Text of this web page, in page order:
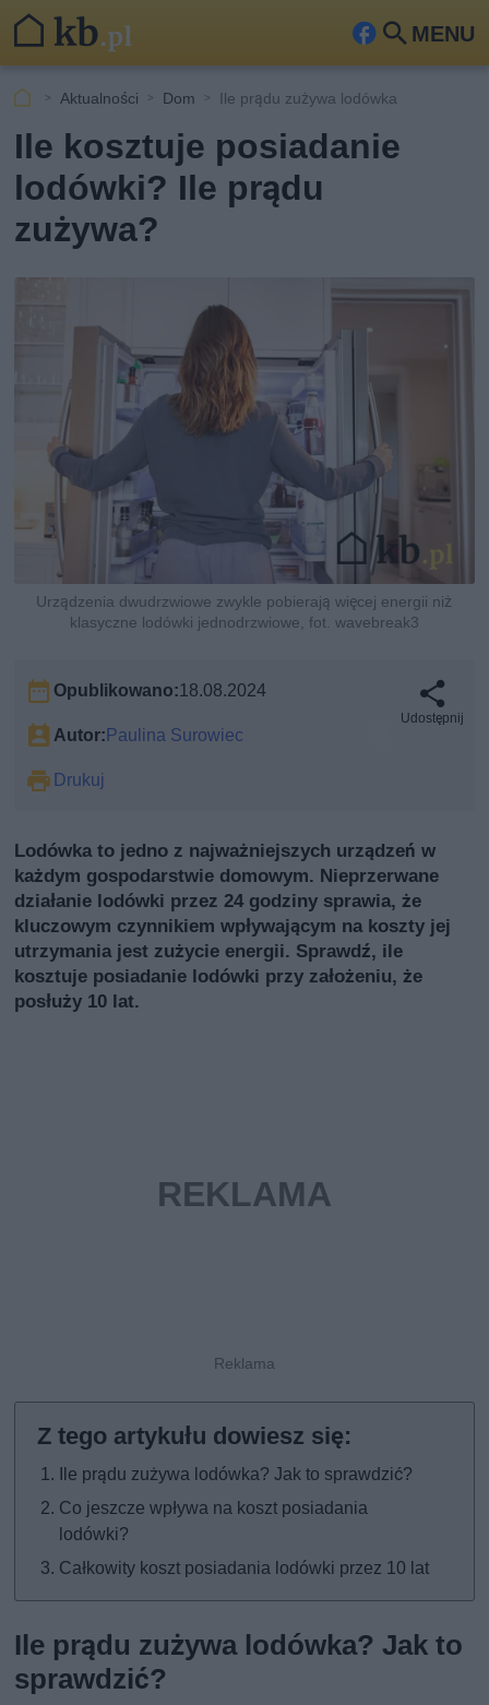
MENU
Fa
ook
Szu
kaj
Aktualności Dom Ile prądu zużywa lodówka
Ile kosztuje posiadanie
lodówki? Ile prądu
zużywa?
Urządzenia dwudrzwiowe zwykle pobierają więcej energii niż
klasyczne lodówki jednodrzwiowe, fot. wavebreak3
Opublikowano:18.08.2024
Autor:Paulina Surowiec
Drukuj
Udostępnij
Lodówka to jedno z najważniejszych urządzeń w
każdym gospodarstwie domowym. Nieprzerwane
działanie lodówki przez 24 godziny sprawia, że
kluczowym czynnikiem wpływającym na koszty jej
utrzymania jest zużycie energii. Sprawdź, ile
kosztuje posiadanie lodówki przy założeniu, że
posłuży 10 lat.
Ile prądu zużywa lodówka? Jak to sprawdzić?
Co jeszcze wpływa na koszt posiadania
lodówki?
Całkowity koszt posiadania lodówki przez 10 lat
Ile prądu zużywa lodówka? Jak to
sprawdzić?